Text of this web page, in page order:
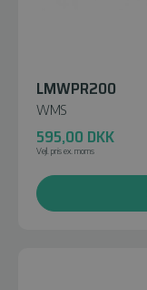
LMWPR200
WMS
595,00 DKK
Vejl. pris ex. moms